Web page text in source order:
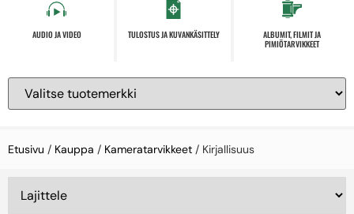
AUDIO JA VIDEO TULOSTUS JA KUVANKÄSITTELY
ALBUMIT, FILMIT JA
PIMIÖTARVIKKEET
Etusivu / Kauppa / Kameratarvikkeet / Kirjallisuus